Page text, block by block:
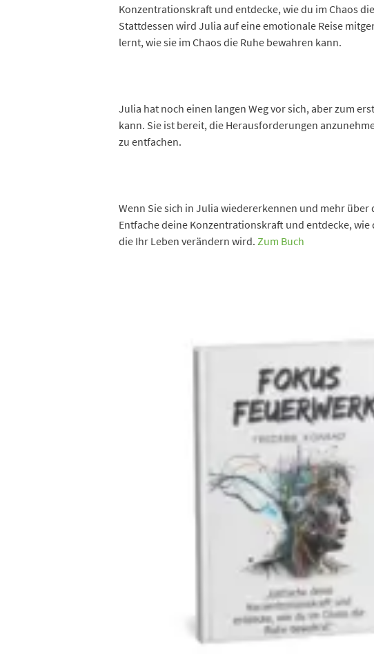
Konzentrationskraft und entdecke, wie du im Chaos
Stattdessen wird Julia auf eine emotionale Reise
lernt, wie sie im Chaos die Ruhe bewahren kann.
Julia hat noch einen langen Weg vor sich, aber zum
kann. Sie ist bereit, die Herausforderungen
zu entfachen.
Wenn Sie sich in Julia wiedererkennen und mehr
Entfache deine Konzentrationskraft und entdecke, wie
die Ihr Leben verändern wird. Zum Buch